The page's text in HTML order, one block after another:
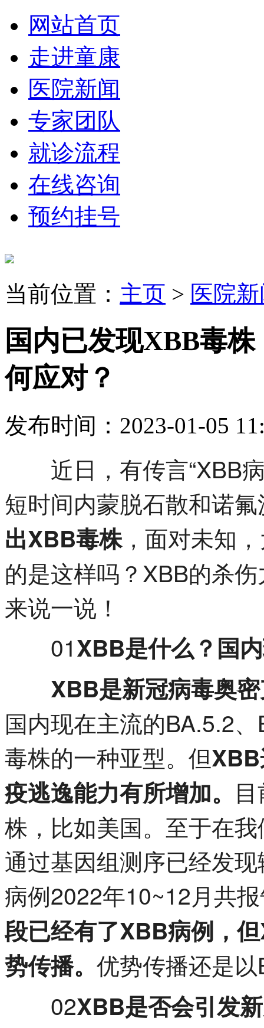
网站首页
走进童康
医院新闻
专家团队
就诊流程
在线咨询
预约挂号
当前位置： 主页 > 医院
国内已发现XBB毒
何应对？
发布时间：2023-01-05
近日，有传言“XBB病
短时间内蒙脱石散和诺
出XBB毒株，面对未知
的是这样吗？XBB的杀
来说一说！
01XBB是什么？国
XBB是新冠病毒奥
国内现在主流的BA.5.2
毒株的一种亚型。但
疫逃逸能力有所增加。
株，比如美国。至于在
通过基因组测序已经发
病例2022年10~12月共
段已经有了XBB病例，
势传播。 优势传播还是
02XBB是否会引发